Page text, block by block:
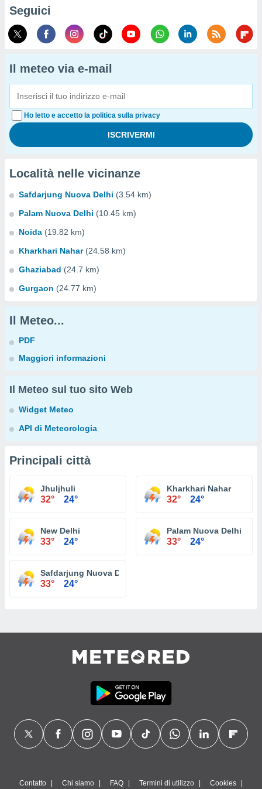
Seguici
Il meteo via e-mail
Ho letto e accetto la politica sulla privacy
Località nelle vicinanze
Safdarjung Nuova Delhi (3.54 km)
Palam Nuova Delhi (10.45 km)
Noida (19.82 km)
Kharkhari Nahar (24.58 km)
Ghaziabad (24.7 km)
Gurgaon (24.77 km)
Il Meteo...
PDF
Maggiori informazioni
Il Meteo sul tuo sito Web
Widget Meteo
API di Meteorologia
Principali città
Jhuljhuli
32° 24°
Kharkhari Nahar
32° 24°
New Delhi
33° 24°
Palam Nuova Delhi
33° 24°
Safdarjung Nuova Delhi
33° 24°
Contatto Chi siamo FAQ Termini di utilizzo Cookies